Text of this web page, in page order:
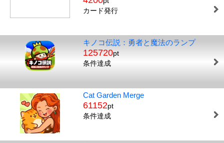
カード発行
キノコ伝説：勇者と魔法のランプ
125720pt
条件達成
Cat Garden Merge
61152pt
条件達成